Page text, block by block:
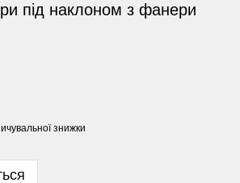
під наклоном з фанери
знижки